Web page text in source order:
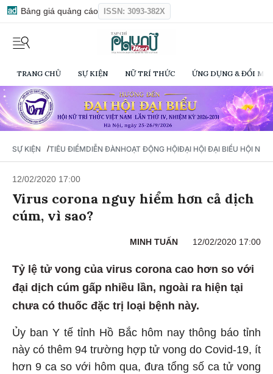
Bảng giá quảng cáo ISSN: 3093-382X
TRANG CHỦ SỰ KIỆN NỮ TRÍ THỨC ỨNG DỤNG & ĐỔI
SỰ KIỆN /TIÊU ĐIỂMDIỄN ĐÀNHOẠT ĐỘNG HỘIĐẠI HỘI ĐẠI BIỂU HỘI NỮ
12/02/2020 17:00
Virus corona nguy hiểm hơn cả dịch
cúm, vì sao?
MINH TUẤN 12/02/2020 17:00
Tỷ lệ tử vong của virus corona cao hơn so với
đại dịch cúm gấp nhiều lần, ngoài ra hiện tại
chưa có thuốc đặc trị loại bệnh này.
Ủy ban Y tế tỉnh Hồ Bắc hôm nay thông báo tỉnh
này có thêm 94 trường hợp tử vong do Covid-19, ít
hơn 9 ca so với hôm qua, đưa tổng số ca tử vong